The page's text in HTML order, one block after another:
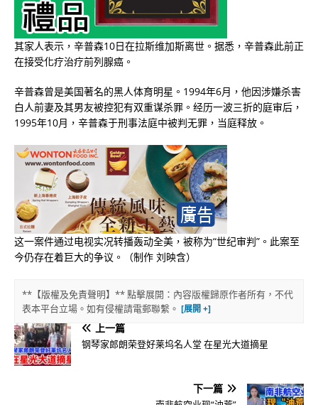
其家人表示，辛普森10日在拉斯维加斯离世。据悉，辛普森此前正
在接受化疗治疗前列腺癌。
辛普森曾是美国著名的黑人体育明星。1994年6月，他因涉嫌杀害
白人前妻及其男友被控犯有双重谋杀罪。经历一波三折的庭审后，
1995年10月，辛普森于刑事法庭中被判无罪，当庭释放。
这一案件通过电视实况转播轰动全美，被称为“世纪审判”。此案至
今仍存在着巨大的争议。（制作 刘映含）
**【版權及免責聲明】** 點擊展開：內容版權歸原作者所有，不代
表本平台立場。如有侵權請電郵聯繫。
上一篇
钢琴家郎朗荣登好莱坞名人堂 在星光大道摘星
下一篇